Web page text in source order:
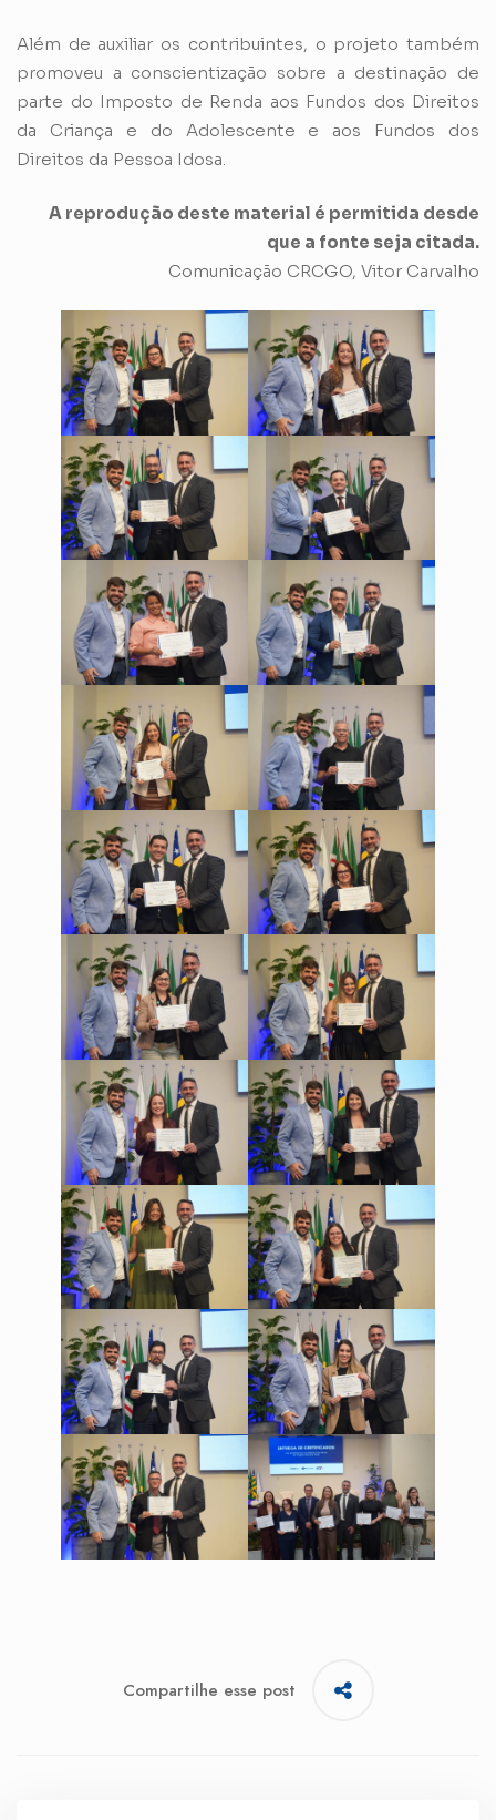
Além de auxiliar os contribuintes, o projeto também
promoveu a conscientização sobre a destinação de
parte do Imposto de Renda aos Fundos dos Direitos
da Criança e do Adolescente e aos Fundos dos
Direitos da Pessoa Idosa.
A reprodução deste material é permitida desde
que a fonte seja citada.
Comunicação CRCGO, Vitor Carvalho
Compartilhe esse post